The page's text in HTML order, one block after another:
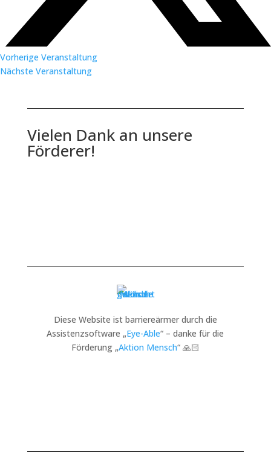
Vorherige Veranstaltung
Nächste Veranstaltung
Vielen Dank an unsere
Förderer!
Diese Website ist barriereärmer durch die
Assistenzsoftware „Eye-Able“ – danke für die
Förderung „Aktion Mensch“ 🙏🏻